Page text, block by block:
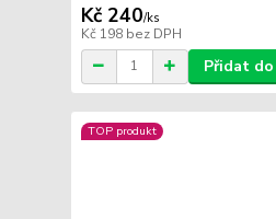
Kč 240/ks
Kč 198 bez DPH
Přidat
TOP produkt